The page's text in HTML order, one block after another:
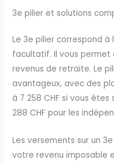
3e pilier et solutions
Le 3e pilier correspond
facultatif. Il vous permet
revenus de retraite. Le
avantageux, avec des
à 7 258 CHF si vous êtes
288 CHF pour les
Les versements sur un
votre revenu imposable